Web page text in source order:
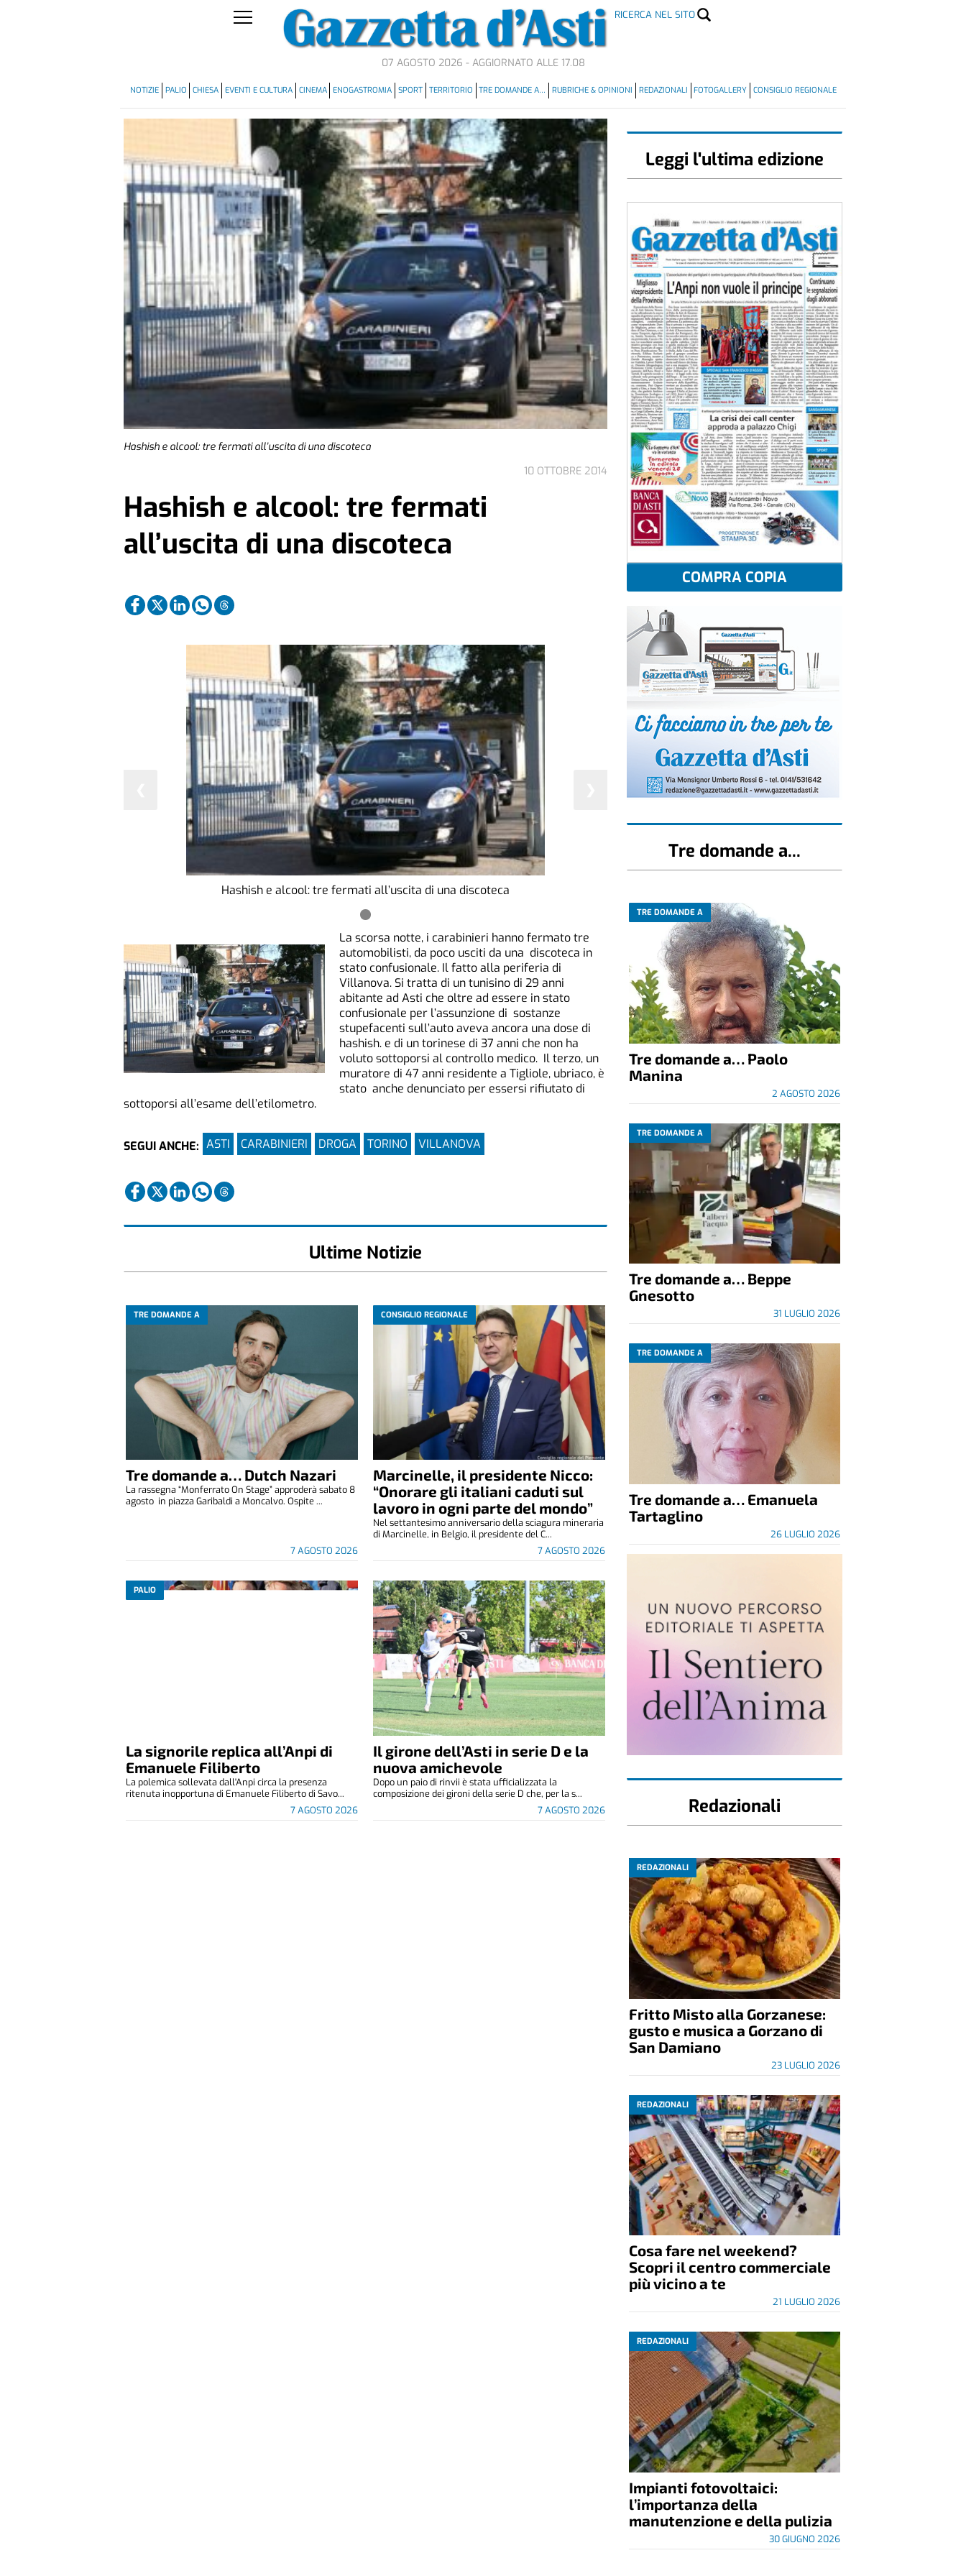
RICERCA NEL SITO
07 AGOSTO 2026 - AGGIORNATO ALLE 17.08
NOTIZIE PALIO CHIESA EVENTI E CULTURA CINEMA ENOGASTROMIA SPORT TERRITORIO TRE DOMANDE A… RUBRICHE & OPINIONI REDAZIONALI FOTOGALLERY CONSIGLIO REGIONALE
Hashish e alcool: tre fermati all’uscita di una discoteca
10 OTTOBRE 2014
Hashish e alcool: tre fermati
all’uscita di una discoteca
Hashish e alcool: tre fermati all’uscita di una discoteca
La scorsa notte, i carabinieri hanno fermato tre
automobilisti, da poco usciti da una discoteca in
stato confusionale. Il fatto alla periferia di
Villanova. Si tratta di un tunisino di 29 anni
abitante ad Asti che oltre ad essere in stato
confusionale per l’assunzione di sostanze
stupefacenti sull’auto aveva ancora una dose di
hashish. e di un torinese di 37 anni che non ha
voluto sottoporsi al controllo medico. Il terzo, un
muratore di 47 anni residente a Tigliole, ubriaco, è
stato anche denunciato per essersi rifiutato di
sottoporsi all’esame dell’etilometro.
SEGUI ANCHE: ASTI CARABINIERI DROGA TORINO VILLANOVA
Ultime Notizie
TRE DOMANDE A
Tre domande a… Dutch Nazari
7 AGOSTO 2026
La rassegna “Monferrato On Stage” approderà sabato 8
agosto in piazza Garibaldi a Moncalvo. Ospite ...
CONSIGLIO REGIONALE
Marcinelle, il presidente Nicco:
“Onorare gli italiani caduti sul
lavoro in ogni parte del mondo”
7 AGOSTO 2026
Nel settantesimo anniversario della sciagura mineraria
di Marcinelle, in Belgio, il presidente del C...
PALIO
La signorile replica all’Anpi di
Emanuele Filiberto
7 AGOSTO 2026
La polemica sollevata dall'Anpi circa la presenza
ritenuta inopportuna di Emanuele Filiberto di Savo...
Il girone dell’Asti in serie D e la
nuova amichevole
7 AGOSTO 2026
Dopo un paio di rinvii è stata ufficializzata la
composizione dei gironi della serie D che, per la s...
Leggi l'ultima edizione
COMPRA COPIA
Tre domande a...
TRE DOMANDE A
Tre domande a… Paolo
Manina
2 AGOSTO 2026
TRE DOMANDE A
Tre domande a… Beppe
Gnesotto
31 LUGLIO 2026
TRE DOMANDE A
Tre domande a… Emanuela
Tartaglino
26 LUGLIO 2026
Redazionali
REDAZIONALI
Fritto Misto alla Gorzanese:
gusto e musica a Gorzano di
San Damiano
23 LUGLIO 2026
REDAZIONALI
Cosa fare nel weekend?
Scopri il centro commerciale
più vicino a te
21 LUGLIO 2026
REDAZIONALI
Impianti fotovoltaici:
l’importanza della
manutenzione e della pulizia
30 GIUGNO 2026